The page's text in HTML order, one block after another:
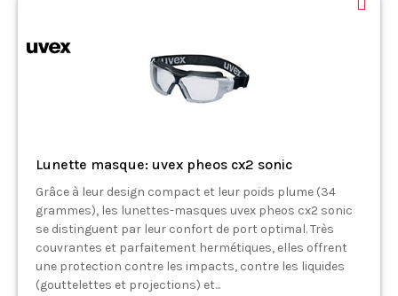
Lunette masque: uvex pheos cx2 sonic
Grâce à leur design compact et leur poids plume (34
grammes), les lunettes-masques uvex pheos cx2 sonic
se distinguent par leur confort de port optimal. Très
couvrantes et parfaitement hermétiques, elles offrent
une protection contre les impacts, contre les liquides
(gouttelettes et projections) et...